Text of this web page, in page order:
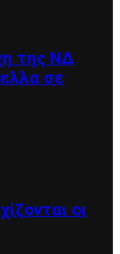
της ΝΔ
σε
οι